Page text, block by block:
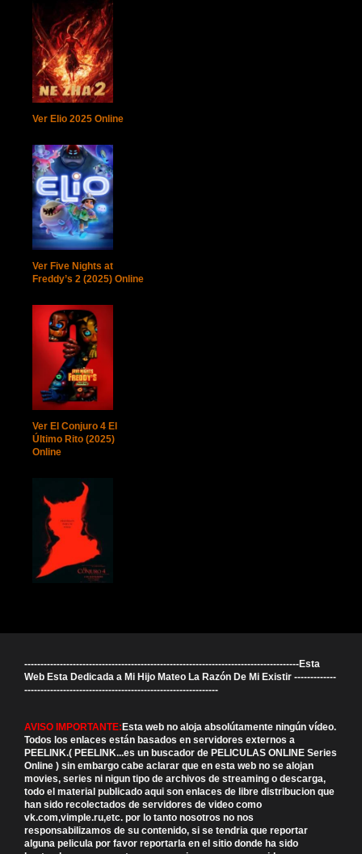
Ver Elio 2025 Online
Ver Five Nights at
Freddy’s 2 (2025) Online
Ver El Conjuro 4 El
Último Rito (2025)
Online
-------------------------------------------------------------------------------------Esta
Web Esta Dedicada a Mi Hijo Mateo La Razón De Mi Existir -------------
------------------------------------------------------------
AVISO IMPORTANTE:Esta web no aloja absolútamente ningún vídeo.
Todos los enlaces están basados en servidores externos a
PEELINK.( PEELINK...es un buscador de PELICULAS ONLINE Series
Online ) sin embargo cabe aclarar que en esta web no se alojan
movies, series ni nigun tipo de archivos de streaming o descarga,
todo el material publicado aqui son enlaces de libre distribucion que
han sido recolectados de servidores de video como
vk.com,vimple.ru,etc. por lo tanto nosotros no nos
responsabilizamos de su contenido, si se tendria que reportar
alguna pelicula por favor reportarla en el sitio donde ha sido